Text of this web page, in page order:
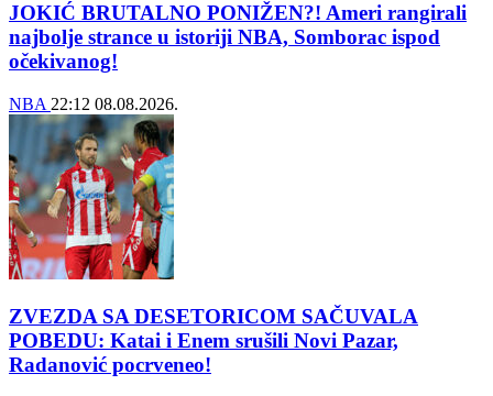
JOKIĆ BRUTALNO PONIŽEN?! Ameri rangirali
najbolje strance u istoriji NBA, Somborac ispod
očekivanog!
NBA 22:12 08.08.2026.
ZVEZDA SA DESETORICOM SAČUVALA
POBEDU: Katai i Enem srušili Novi Pazar,
Radanović pocrveneo!